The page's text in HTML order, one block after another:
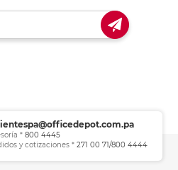
* 800 4445
y cotizaciones * 271 00 71/800 4444